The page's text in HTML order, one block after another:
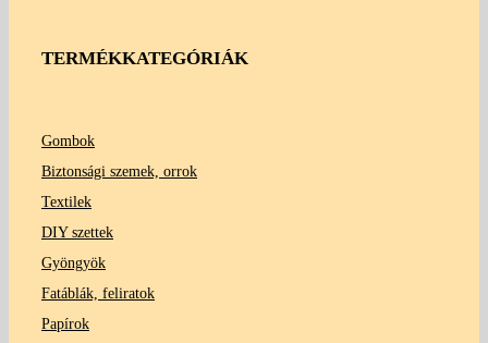
TERMÉKKATEGÓRIÁK
Gombok
Biztonsági szemek, orrok
Textilek
DIY szettek
Gyöngyök
Fatáblák, feliratok
Papírok